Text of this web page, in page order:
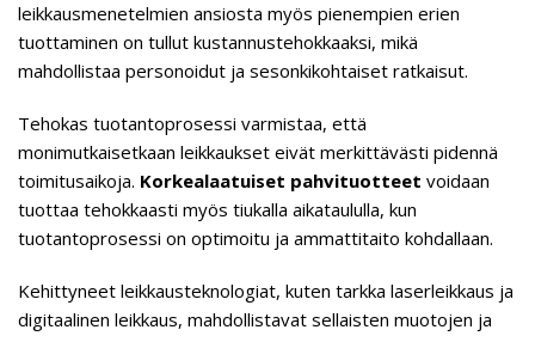
leikkausmenetelmien ansiosta myös pienempien erien
tuottaminen on tullut kustannustehokkaaksi, mikä
mahdollistaa personoidut ja sesonkikohtaiset ratkaisut.
Tehokas tuotantoprosessi varmistaa, että
monimutkaisetkaan leikkaukset eivät merkittävästi pidennä
toimitusaikoja. Korkealaatuiset pahvituotteet voidaan
tuottaa tehokkaasti myös tiukalla aikataululla, kun
tuotantoprosessi on optimoitu ja ammattitaito kohdallaan.
Kehittyneet leikkausteknologiat, kuten tarkka laserleikkaus ja
digitaalinen leikkaus, mahdollistavat sellaisten muotojen ja